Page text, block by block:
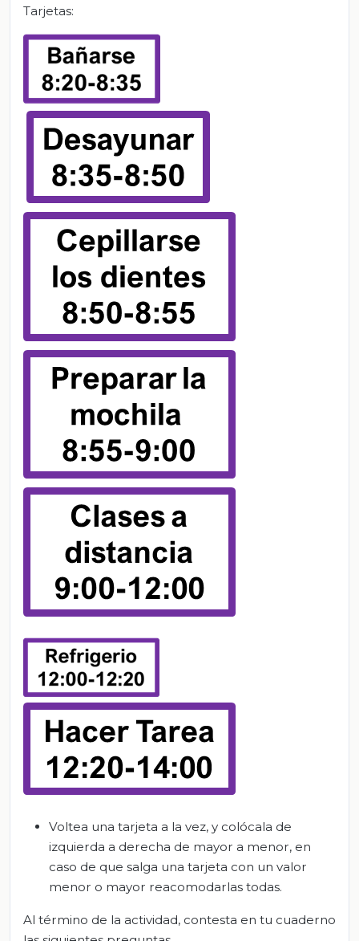
Tarjetas:
Voltea una tarjeta a la vez, y colócala de
izquierda a derecha de mayor a menor, en
caso de que salga una tarjeta con un valor
menor o mayor reacomodarlas todas.
Al término de la actividad, contesta en tu cuaderno